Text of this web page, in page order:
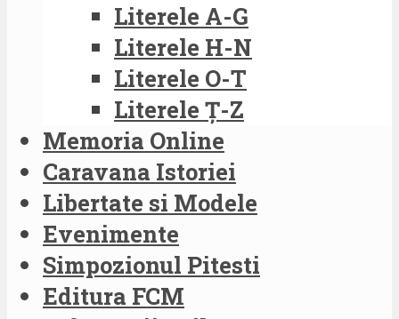
Literele A-G
Literele H-N
Literele O-T
Literele Ț-Z
Memoria Online
Caravana Istoriei
Libertate si Modele
Evenimente
Simpozionul Pitesti
Editura FCM